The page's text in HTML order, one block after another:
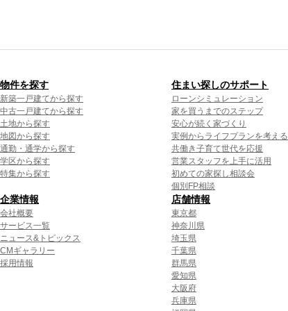
物件を探す
新築一戸建てから探す
中古一戸建てから探す
土地から探す
地図から探す
通勤・通学から探す
学区から探す
特集から探す
住まい探しのサポート
ローンシミュレーション
家を買うまでのステップ
安心が続く家づくり
実例からライフプランを考える
共働き子育て世代を応援
営業スタッフを上手に活用
初めての家探し相談会
個別FP相談
企業情報
会社概要
サービス一覧
ニュース&トピックス
CMギャラリー
採用情報
店舗情報
東京都
神奈川県
埼玉県
千葉県
群馬県
愛知県
大阪府
兵庫県